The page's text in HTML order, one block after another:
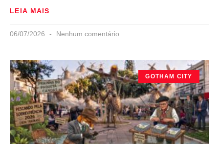
LEIA MAIS
06/07/2026 Nenhum comentário
GOTHAM CITY